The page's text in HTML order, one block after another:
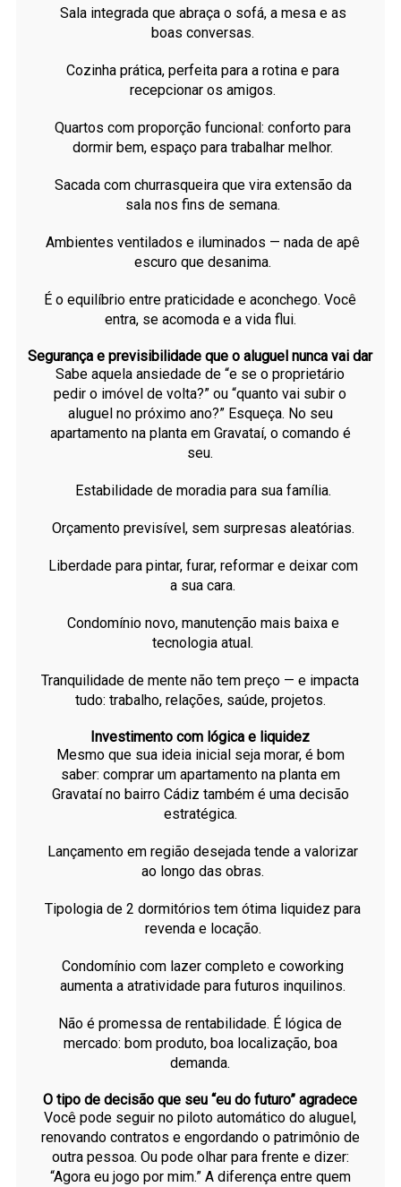
Sala integrada que abraça o sofá, a mesa e as
boas conversas.
Cozinha prática, perfeita para a rotina e para
recepcionar os amigos.
Quartos com proporção funcional: conforto para
dormir bem, espaço para trabalhar melhor.
Sacada com churrasqueira que vira extensão da
sala nos fins de semana.
Ambientes ventilados e iluminados — nada de apê
escuro que desanima.
É o equilíbrio entre praticidade e aconchego. Você
entra, se acomoda e a vida flui.
Segurança e previsibilidade que o aluguel nunca vai dar
Sabe aquela ansiedade de “e se o proprietário
pedir o imóvel de volta?” ou “quanto vai subir o
aluguel no próximo ano?” Esqueça. No seu
apartamento na planta em Gravataí, o comando é
seu.
Estabilidade de moradia para sua família.
Orçamento previsível, sem surpresas aleatórias.
Liberdade para pintar, furar, reformar e deixar com
a sua cara.
Condomínio novo, manutenção mais baixa e
tecnologia atual.
Tranquilidade de mente não tem preço — e impacta
tudo: trabalho, relações, saúde, projetos.
Investimento com lógica e liquidez
Mesmo que sua ideia inicial seja morar, é bom
saber: comprar um apartamento na planta em
Gravataí no bairro Cádiz também é uma decisão
estratégica.
Lançamento em região desejada tende a valorizar
ao longo das obras.
Tipologia de 2 dormitórios tem ótima liquidez para
revenda e locação.
Condomínio com lazer completo e coworking
aumenta a atratividade para futuros inquilinos.
Não é promessa de rentabilidade. É lógica de
mercado: bom produto, boa localização, boa
demanda.
O tipo de decisão que seu “eu do futuro” agradece
Você pode seguir no piloto automático do aluguel,
renovando contratos e engordando o patrimônio de
outra pessoa. Ou pode olhar para frente e dizer:
“Agora eu jogo por mim.” A diferença entre quem